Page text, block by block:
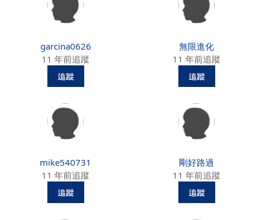
garcina0626
11 年前追蹤
無限進化
11 年前追蹤
mike540731
11 年前追蹤
剛好路過
11 年前追蹤